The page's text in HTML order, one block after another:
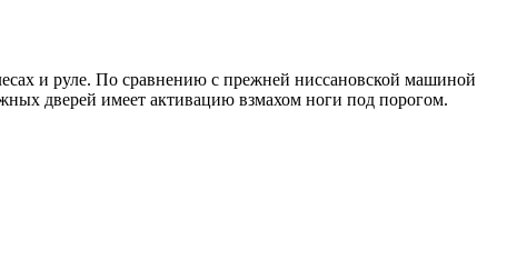
и руле. По сравнению с прежней ниссановской машиной
дверей имеет активацию взмахом ноги под порогом.